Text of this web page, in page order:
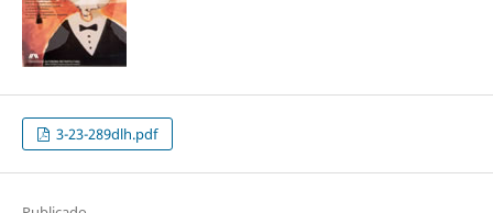
3-23-289dlh.pdf